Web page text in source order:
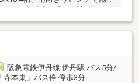
付きで収納力も◎■6階部分につ
る暮らし
阪急電鉄伊丹線 伊丹駅 バス5分/
「寺本東」バス停 停歩3分